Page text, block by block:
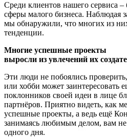
Среди клиентов нашего сервиса
сферы малого бизнеса. Наблюдая
мы обнаружили, что многих из
тенденции.
Многие успешные проекты
выросли из увлечений их
Эти люди не побоялись
или хобби может заинтересовать
поклонников своей идеи в лице
партнёров. Приятно видеть, как
успешные проекты, а ведь ещё
занимаясь любимым делом, вам не
одного дня.